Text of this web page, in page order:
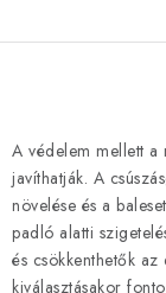
i
s
t
a
i
A védelem mellett a
javíthatják. A
növelése és a
padló alatti
és csökkenthetők
kiválasztásakor